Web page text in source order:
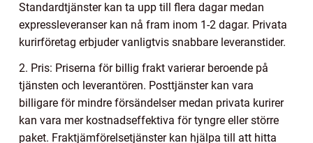
Standardtjänster kan ta upp till flera dagar medan
expressleveranser kan nå fram inom 1-2 dagar. Privata
kurirföretag erbjuder vanligtvis snabbare leveranstider.
2. Pris: Priserna för billig frakt varierar beroende på
tjänsten och leverantören. Posttjänster kan vara
billigare för mindre försändelser medan privata kurirer
kan vara mer kostnadseffektiva för tyngre eller större
paket. Fraktjämförelsetjänster kan hjälpa till att hitta